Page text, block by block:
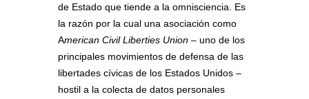
de Estado que tiende a la omnisciencia. Es
la razón por la cual una asociación como
American Civil Liberties Union – uno de los
principales movimientos de defensa de las
libertades cívicas de los Estados Unidos –
hostil a la colecta de datos personales